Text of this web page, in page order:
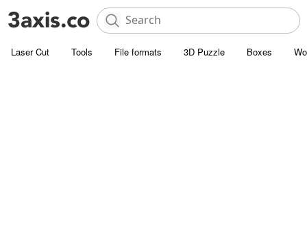
Laser Cut Tools File formats 3D Puzzle Boxes